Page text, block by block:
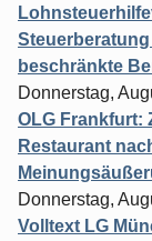
beschränkte
Donnerstag,
OLG Frankfurt:
Restaurant
Donnerstag,
Volltext LG